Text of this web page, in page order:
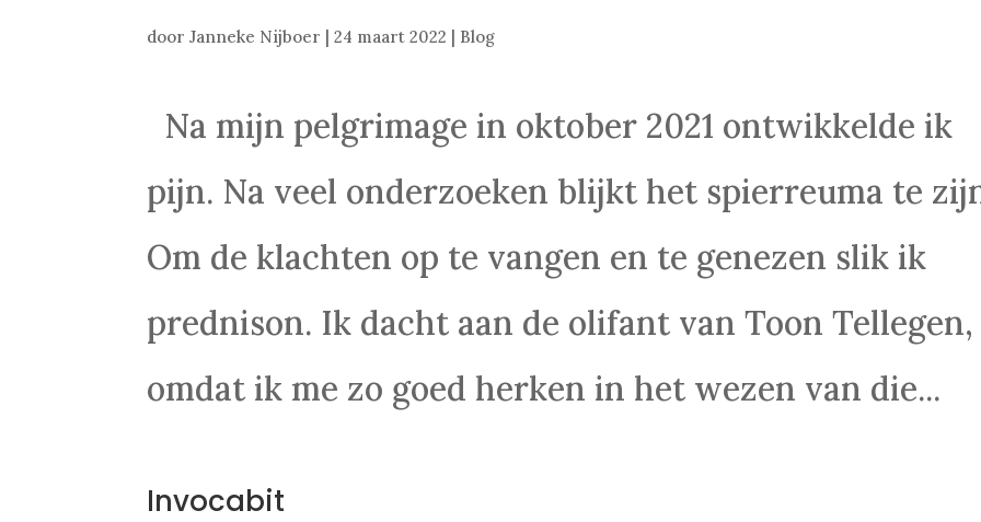
doorJanneke Nijboer |24 maart 2022 | Blog
Na mijn pelgrimage in oktober 2021 ontwikkelde ik
pijn. Na veel onderzoeken blijkt het spierreuma te
Om de klachten op te vangen en te genezen slik ik
prednison. Ik dacht aan de olifant van Toon Tellegen,
omdat ik me zo goed herken in het wezen van die...
Invocabit